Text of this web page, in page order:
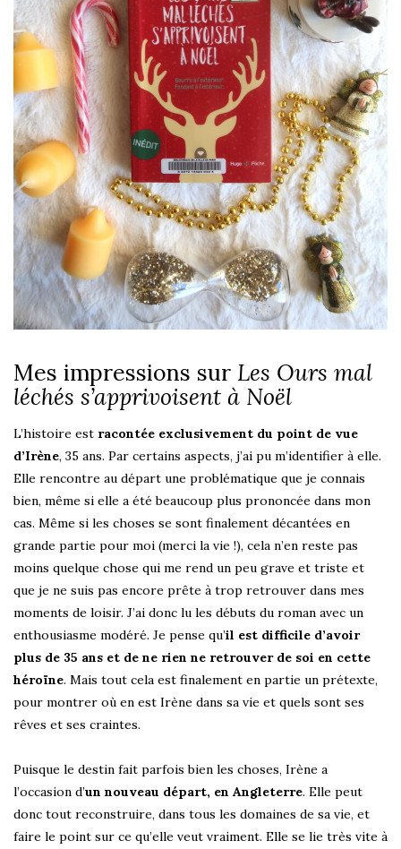
Mes impressions sur Les Ours mal
léchés s’apprivoisent à Noël
L’histoire est racontée exclusivement du point de vue
d’Irène, 35 ans. Par certains aspects, j’ai pu m’identifier à elle.
Elle rencontre au départ une problématique que je connais
bien, même si elle a été beaucoup plus prononcée dans mon
cas. Même si les choses se sont finalement décantées en
grande partie pour moi (merci la vie !), cela n’en reste pas
moins quelque chose qui me rend un peu grave et triste et
que je ne suis pas encore prête à trop retrouver dans mes
moments de loisir. J’ai donc lu les débuts du roman avec un
enthousiasme modéré. Je pense qu’il est difficile d’avoir
plus de 35 ans et de ne rien ne retrouver de soi en cette
héroïne. Mais tout cela est finalement en partie un prétexte,
pour montrer où en est Irène dans sa vie et quels sont ses
rêves et ses craintes.
Puisque le destin fait parfois bien les choses, Irène a
l’occasion d’un nouveau départ, en Angleterre. Elle peut
donc tout reconstruire, dans tous les domaines de sa vie, et
faire le point sur ce qu’elle veut vraiment. Elle se lie très vite à